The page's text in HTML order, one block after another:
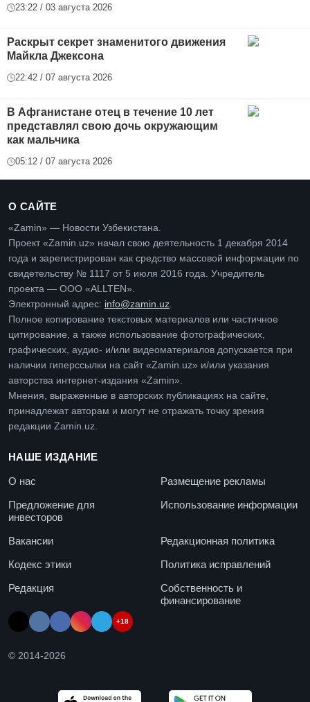
23:22 / 03 августа 2026
Раскрыт секрет знаменитого движения
Майкла Джексона
22:42 / 07 августа 2026
В Афганистане отец в течение 10 лет
представлял свою дочь окружающим
как мальчика
05:12 / 07 августа 2026
О САЙТЕ
«Zamin» — Новости Узбекистана.
Проект «Zamin.uz» начал свою деятельность 1 декабря 2014
года и зарегистрирован как средство массовой информации по
свидетельству № 1117 от 5 июля 2016 года. Учредитель
проекта — ООО «ALLTEN».
Электронный адрес: info@zamin.uz.
Полное копирование текстовых материалов или частичное
цитирование, а также использование фотографических,
графических, аудио- и/или видеоматериалов допускается при
наличии гиперссылки на сайт «Zamin.uz» и/или указания
авторства интернет-издания «Zamin».
Мнения, выраженные в авторских публикациях на сайте,
принадлежат авторам и могут не отражать точку зрения
редакции Zamin.uz.
НАШЕ ИЗДАНИЕ
О нас
Размещение рекламы
Предложение для
инвесторов
Использование информации
Вакансии
Редакционная политика
Кодекс этики
Политика исправлений
Редакция
Собственность и
финансирование
+18
© 2014-2026